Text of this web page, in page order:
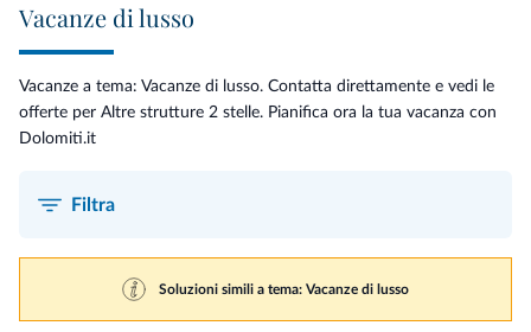
Vacanze di lusso
Vacanze a tema: Vacanze di lusso. Contatta direttamente e vedi le
offerte per Altre strutture 2 stelle. Pianifica ora la tua vacanza con
Dolomiti.it
Filtra
Soluzioni simili a tema: Vacanze di lusso